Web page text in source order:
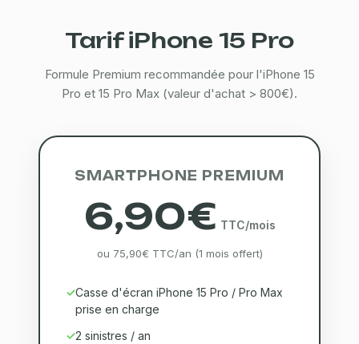
Tarif iPhone 15 Pro
Formule Premium recommandée pour l'iPhone 15
Pro et 15 Pro Max (valeur d'achat > 800€).
SMARTPHONE PREMIUM
6,90€ TTC/mois
ou 75,90€ TTC/an (1 mois offert)
Casse d'écran iPhone 15 Pro / Pro Max
prise en charge
2 sinistres / an